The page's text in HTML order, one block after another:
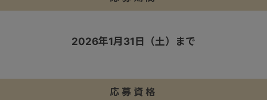
2026年1月31日（土）まで
応募資格